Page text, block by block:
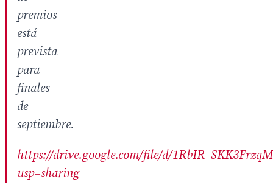
premios
está
prevista
para
finales
de
septiembre.
https://drive.google.com/file/d/
usp=sharing